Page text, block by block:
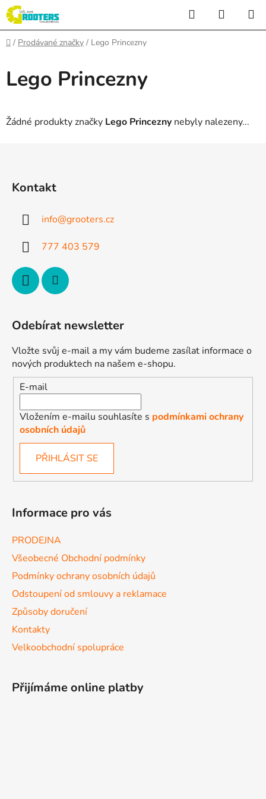
Přejít
na
obsah
Hledat
KOŠÍK
Domů
/ Prodávané značky / Lego Princezny
Lego Princezny
Žádné produkty značky Lego Princezny nebyly nalezeny...
Kontakt
info@grooters.cz
777 403 579
Odebírat newsletter
Vložte svůj e-mail a my vám budeme zasílat informace o
nových produktech na našem e-shopu.
E-mail
Vložením e-mailu souhlasíte s podmínkami ochrany
osobních údajů
PŘIHLÁSIT SE
Informace pro vás
PRODEJNA
Všeobecné Obchodní podmínky
Podmínky ochrany osobních údajů
Odstoupení od smlouvy a reklamace
Způsoby doručení
Kontakty
Velkoobchodní spolupráce
Přijímáme online platby